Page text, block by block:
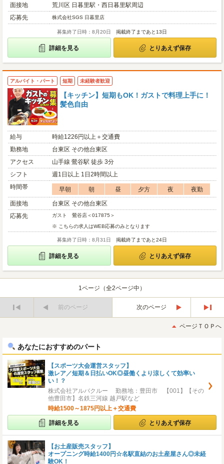
面接地
荒川区 日暮里駅・西日暮里駅周辺
応募先
株式会社SGS 日暮里店
募集終了日時：8月20日 掲載終了まであと13日
詳細を見る とりあえず保存
アルバイト・パート 短期 未経験者歓迎
【キッチン】短期もOK！ガストで料理上手に！
髪色自由
給与
時給1226円以上＋交通費
勤務地
台東区 その他台東区
アクセス
山手線 鶯谷駅 徒歩 3分
シフト
週1日以上 1日2時間以上
時間帯
早朝 朝 昼 夕方 夜
夜勤
面接地
台東区 その他台東区
応募先
ガスト 鶯谷店＜017875＞
※ こちらの求人はWEB応募のみとなります
募集終了日時：8月31日 掲載終了まであと24日
詳細を見る とりあえず保存
1ページ（全2ページ中）
前のページ
次のページ
後
ページＴＯＰへ
あなたにおすすめのパート
【スポーツ大会運営スタッフ】
激レア／短期＆日払いOK◎昼働くより涼しくて効率い
い！？
株式会社アルバクルー 勤務地：豊田市 【001】【その
他豊田市】名鉄三河線 越戸駅など
時給1500～1875円以上＋交通費
詳細を見る とりあえず保存
【お土産販売スタッフ】
オープニング時給1400円☆名駅直結のお土産屋さん◎未経
験OK！